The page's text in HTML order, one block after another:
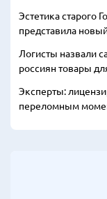
Эстетика старого
представила
Логисты назвали
россиян товары
Эксперты:
переломным